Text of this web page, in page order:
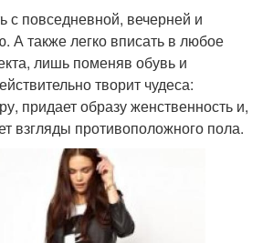
с повседневной, вечерней и
А также легко вписать в любое
лишь поменяв обувь и
творит чудеса:
придает образу женственность и,
взгляды противоположного пола.